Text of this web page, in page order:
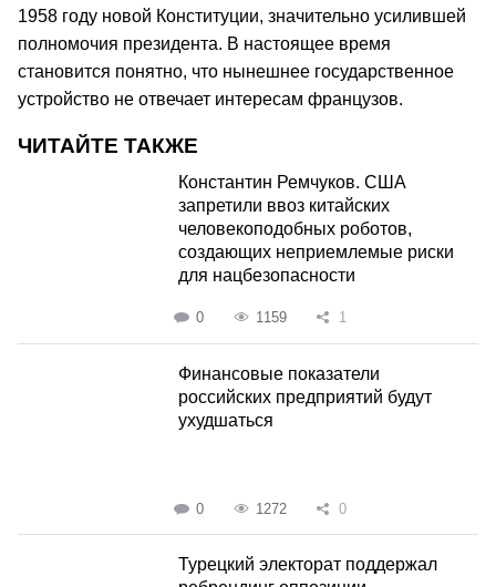
1958 году новой Конституции, значительно усилившей
полномочия президента. В настоящее время
становится понятно, что нынешнее государственное
устройство не отвечает интересам французов.
ЧИТАЙТЕ ТАКЖЕ
Константин Ремчуков. США
запретили ввоз китайских
человекоподобных роботов,
создающих неприемлемые риски
для нацбезопасности
0 1159 1
Финансовые показатели
российских предприятий будут
ухудшаться
0 1272 0
Турецкий электорат поддержал